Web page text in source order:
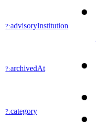
?:advisoryInstitution
?:archivedAt
?:category